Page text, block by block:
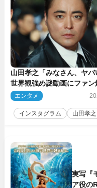
山田孝之「みなさん、ヤ
世界観強め謎動画にファン
だわ」
エンタメ
インスタグラム 山田孝之
実写『
ア役の